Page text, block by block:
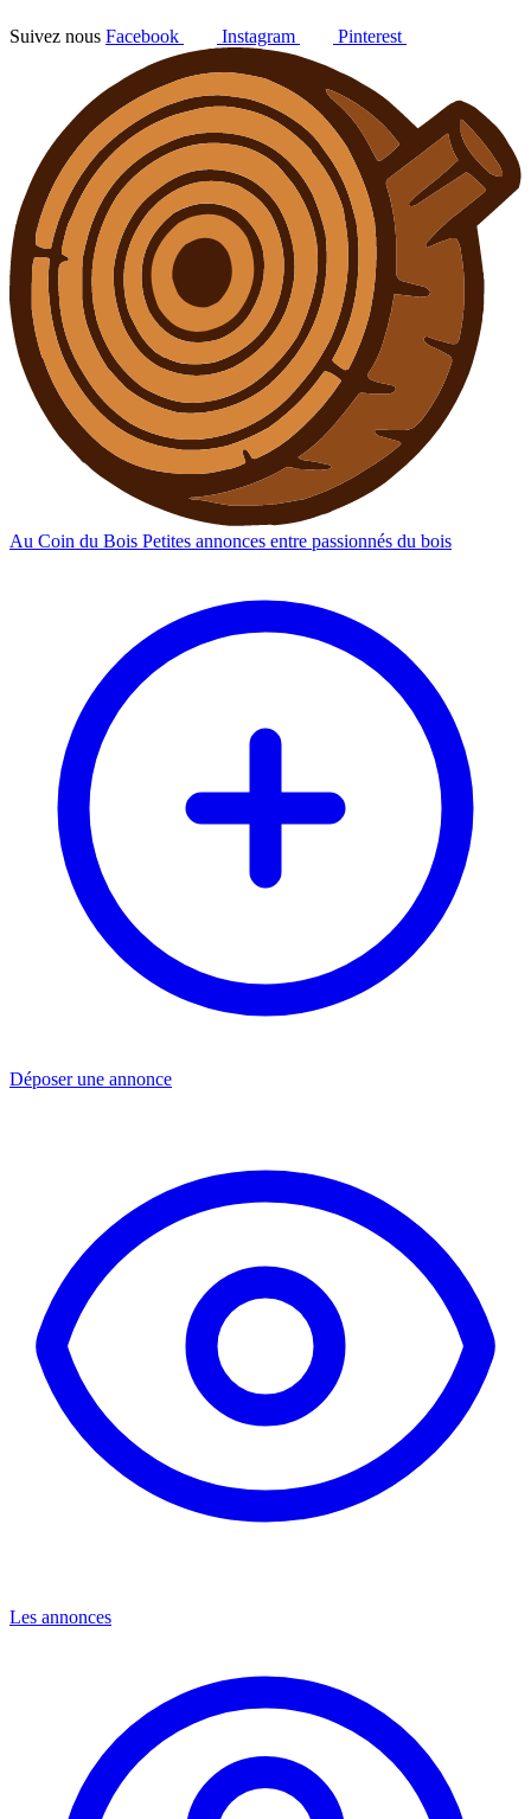
Suivez nous Facebook Instagram Pinterest
Au Coin du Bois Petites annonces entre passionnés du bois
Déposer une annonce
Les annonces